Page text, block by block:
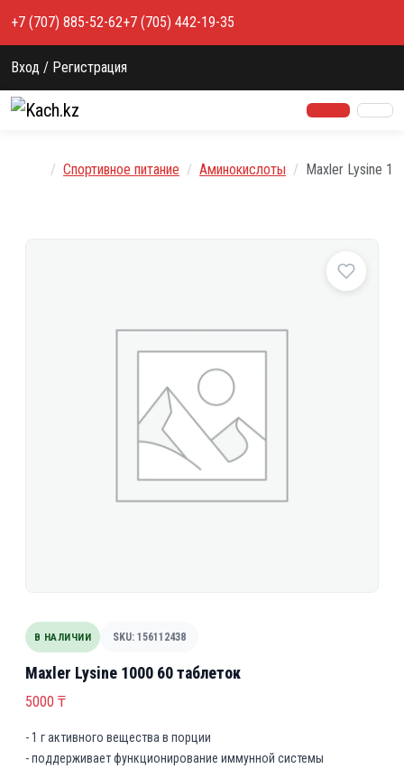
+7 (707) 885-52-62+7 (705) 442-19-35
Вход / Регистрация
Главная
Спортивное питание Аминокислоты Maxler Lysine
В НАЛИЧИИ SKU: 156112438
Maxler Lysine 1000 60 таблеток
5000 ₸
- 1 г активного вещества в порции
- поддерживает функционирование иммунной системы